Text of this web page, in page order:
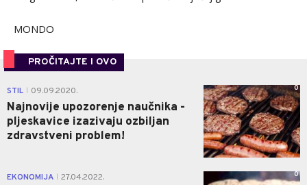
MONDO
PROČITAJTE I OVO
STIL 09.09.2020.
Najnovije upozorenje naučnika -
pljeskavice izazivaju ozbiljan
zdravstveni problem!
0
EKONOMIJA 27.04.2022. 0